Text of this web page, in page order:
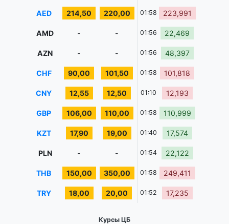
AED 214,50 220,00 01:58 223,991
AMD - - 01:56 22,469
AZN - - 01:56 48,397
CHF 90,00 101,50 01:58 101,818
CNY 12,55 12,50 01:10 12,193
GBP 106,00 110,00 01:58 110,999
KZT 17,90 19,00 01:40 17,574
PLN - - 01:54 22,122
THB 150,00 350,00 01:58 249,411
TRY 18,00 20,00 01:52 17,235
Курсы ЦБ